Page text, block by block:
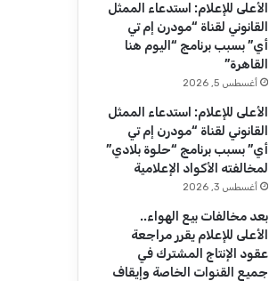
ق
ر
ا
م
الأعلى للإعلام: استدعاء الممثل
القانوني لقناة “مودرن إم تي
أي” بسبب برنامج “اليوم هنا
القاهرة”
أغسطس 5, 2026
الأعلى للإعلام: استدعاء الممثل
القانوني لقناة “مودرن إم تي
أي” بسبب برنامج “حلوة بلادي”
لمخالفته الأكواد الإعلامية
أغسطس 3, 2026
بعد مخالفات بيع الهواء..
الأعلى للإعلام يقرر مراجعة
عقود الإنتاج المشترك في
جميع القنوات الخاصة وإيقاف